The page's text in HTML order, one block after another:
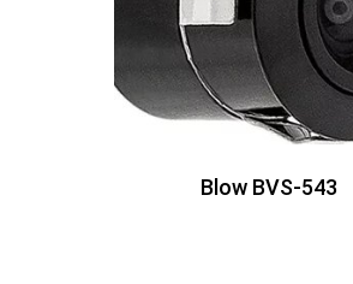
Blow BVS-543